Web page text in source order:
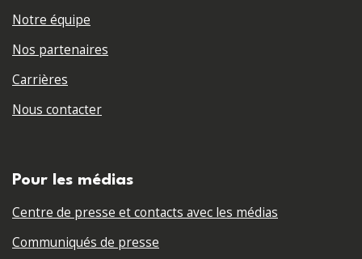
Notre équipe
Nos partenaires
Carrières
Nous contacter
Pour les médias
Centre de presse et contacts avec les médias
Communiqués de presse